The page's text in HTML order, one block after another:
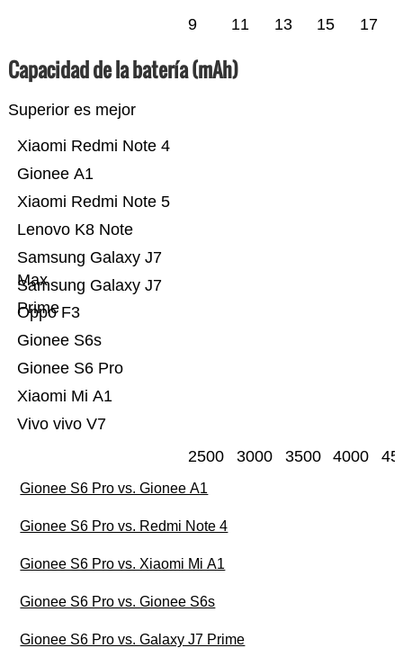
9 11 13 15 17
Capacidad de la batería (mAh)
Superior es mejor
Vivo vivo V7
Xiaomi Mi A1
Gionee S6 Pro
Gionee S6s
Oppo F3
Samsung Galaxy J7
Prime
Samsung Galaxy J7
Max
Lenovo K8 Note
Xiaomi Redmi Note 5
Gionee A1
Xiaomi Redmi Note 4
2500 3000 3500 4000
Gionee S6 Pro vs. Gionee A1
Gionee S6 Pro vs. Redmi Note 4
Gionee S6 Pro vs. Xiaomi Mi A1
Gionee S6 Pro vs. Gionee S6s
Gionee S6 Pro vs. Galaxy J7 Prime